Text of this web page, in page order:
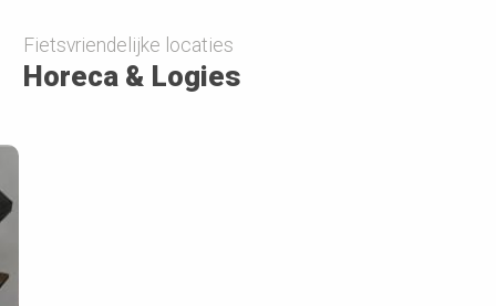
Fietsvriendelijke locaties
Horeca & Logies